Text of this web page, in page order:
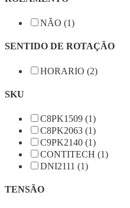
NÃO (1)
SENTIDO DE ROTAÇÃO
HORARIO (2)
SKU
C8PK1509 (1)
C8PK2063 (1)
C9PK2140 (1)
CONTITECH (1)
DNI2111 (1)
TENSÃO